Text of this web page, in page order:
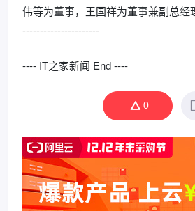
伟等为董事，王国祥为董事兼副总经
----------------------
---- IT之家新闻 End ----
0